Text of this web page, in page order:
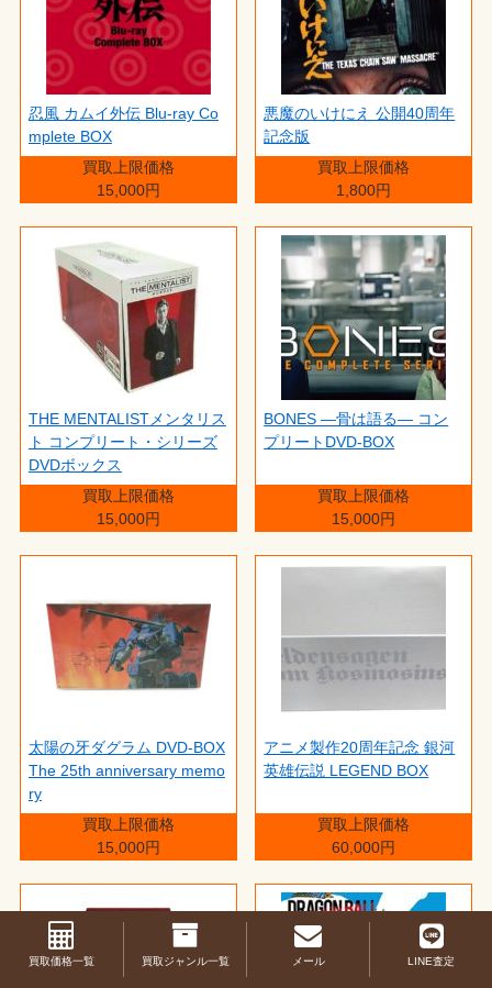
忍風 カムイ外伝 Blu-ray Co
mplete BOX
買取上限価格
15,000円
悪魔のいけにえ 公開40周年
記念版
買取上限価格
1,800円
THE MENTALISTメンタリス
ト コンプリート・シリーズ
DVDボックス
買取上限価格
15,000円
BONES ―骨は語る― コン
プリートDVD-BOX
買取上限価格
15,000円
太陽の牙ダグラム DVD-BOX
The 25th anniversary memo
ry
買取上限価格
15,000円
アニメ製作20周年記念 銀河
英雄伝説 LEGEND BOX
買取上限価格
60,000円
買取価格一覧 買取ジャンル一覧 メール LINE査定